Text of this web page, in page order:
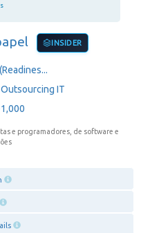
INSIDER
IT
e programadores, de software e